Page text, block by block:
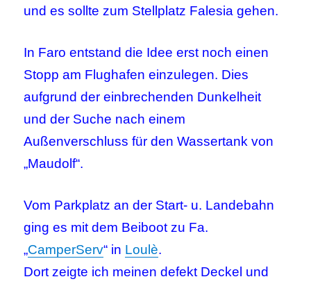
und es sollte zum Stellplatz Falesia gehen.
In Faro entstand die Idee erst noch einen
Stopp am Flughafen einzulegen. Dies
aufgrund der einbrechenden Dunkelheit
und der Suche nach einem
Außenverschluss für den Wassertank von
„Maudolf“.
Vom Parkplatz an der Start- u. Landebahn
ging es mit dem Beiboot zu Fa.
„CamperServ“ in Loulè.
Dort zeigte ich meinen defekt Deckel und